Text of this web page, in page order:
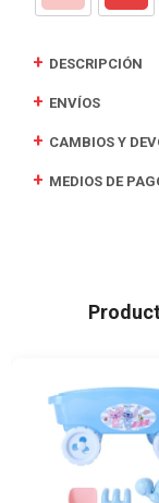
DESCRIPCIÓN
ENVÍOS
CAMBIOS Y
MEDIOS DE